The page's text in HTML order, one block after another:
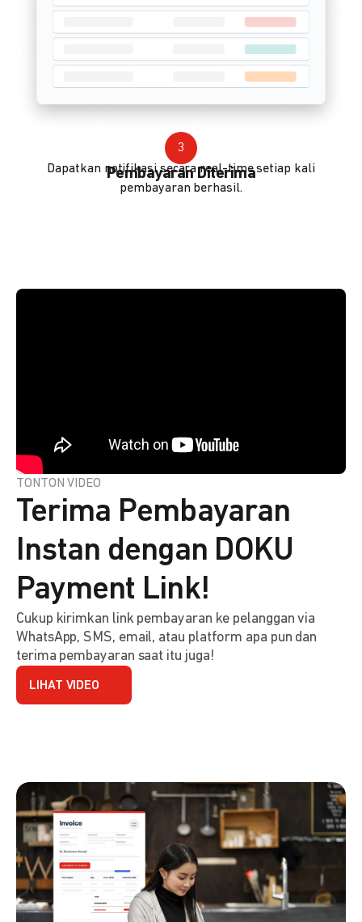
3
Pembayaran Diterima
Dapatkan notifikasi secara real-time setiap kali
pembayaran berhasil.
TONTON VIDEO
Terima Pembayaran
Instan dengan DOKU
Payment Link!
Cukup kirimkan link pembayaran ke pelanggan via
WhatsApp, SMS, email, atau platform apa pun dan
terima pembayaran saat itu juga!
LIHAT VIDEO